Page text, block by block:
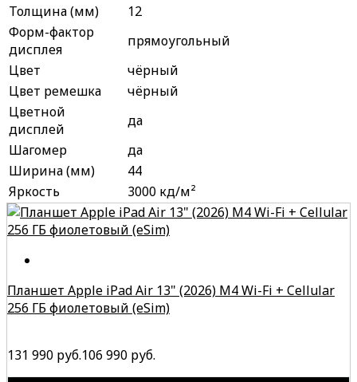
Толщина (мм)
12
Форм-фактор
дисплея
прямоугольный
Цвет
чёрный
Цвет ремешка
чёрный
Цветной
дисплей
да
Шагомер
да
Ширина (мм)
44
Яркость
3000 кд/м²
Планшет Apple iPad Air 13" (2026) M4 Wi-Fi + Cellular
256 ГБ фиолетовый (eSim)
131 990 руб.106 990 руб.